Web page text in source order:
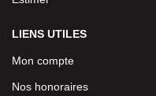
LIENS UTILES
Mon compte
Nos honoraires